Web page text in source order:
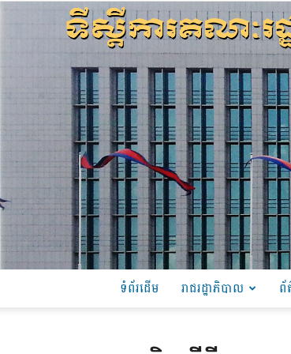
ទំព័រដើម រាជរដ្ឋាភិបាល